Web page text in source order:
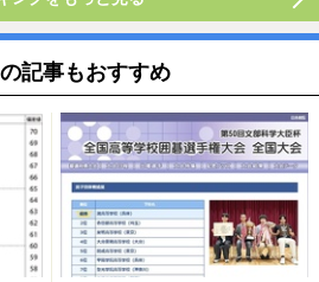
記事もおすすめ